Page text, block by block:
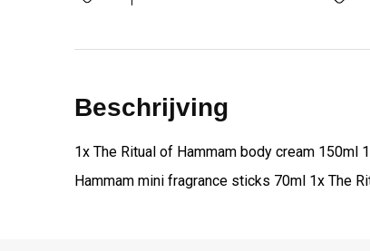
Beschrijving
1x The Ritual of Hammam body cream
Hammam mini fragrance sticks 70ml 1x The